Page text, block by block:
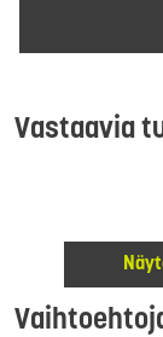
Vastaavia